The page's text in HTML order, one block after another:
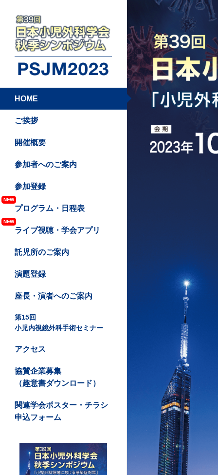
HOME
ご挨拶
開催概要
参加者へのご案内
参加登録
NEW
プログラム・日程表
NEW
ライブ視聴・学会アプリ
託児所のご案内
演題登録
座長・演者へのご案内
第15回
小児内視鏡外科手術セミナー
アクセス
協賛企業募集
（趣意書ダウンロード）
関連学会ポスター・チラシ
申込フォーム